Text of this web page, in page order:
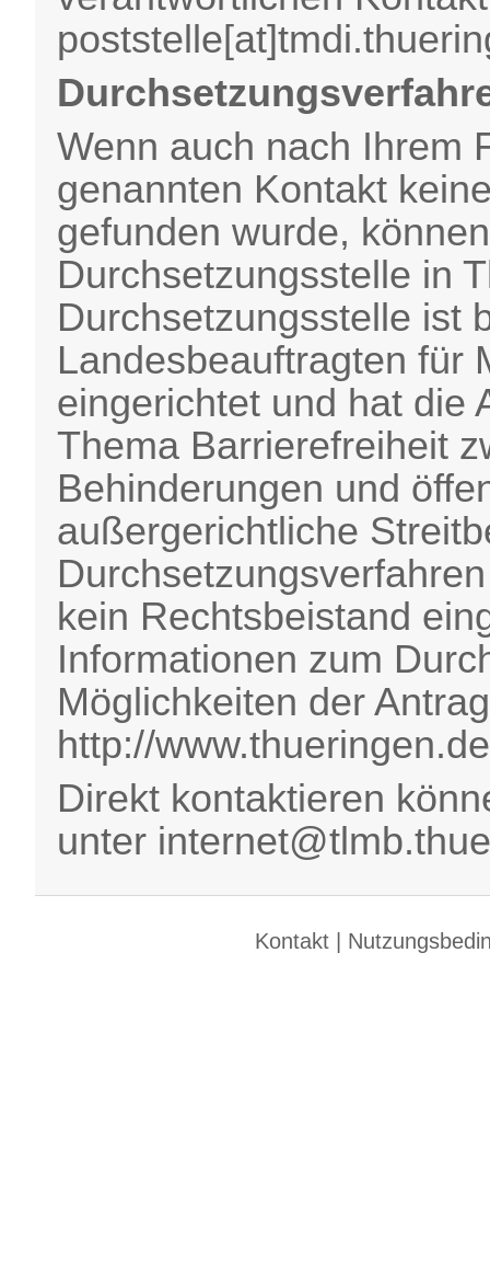
Wenn auch nach Ihrem
genannten Kontakt
gefunden wurde,
Durchsetzungsstelle in
Durchsetzungsstelle ist
Landesbeauftragten für
eingerichtet und hat die
Thema Barrierefreiheit
Behinderungen und
außergerichtliche
kein Rechtsbeistand
Informationen zum
Möglichkeiten der
http://
Direkt kontaktieren
unter
Kontakt